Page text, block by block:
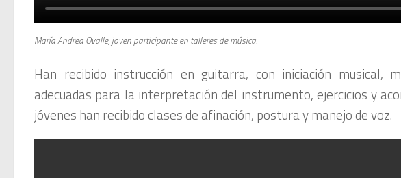
María Andrea Ovalle, joven participante en talleres de música.
Han recibido instrucción en guitarra, con iniciación musical,
adecuadas para la interpretación del instrumento, ejercicios y
jóvenes han recibido clases de afinación, postura y manejo de voz.